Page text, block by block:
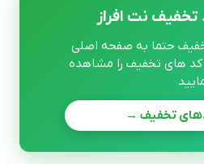
تخفیف نت افراز
تخفیف حتما به صفحه اصلی
کد های تخفیف را مشاهده
تخفیف →